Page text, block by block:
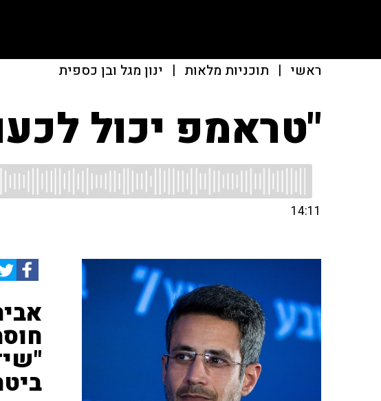
ראשי | תוכניות מלאות | ינון מגל ובן כספית
"טראמפ יכול
14:11